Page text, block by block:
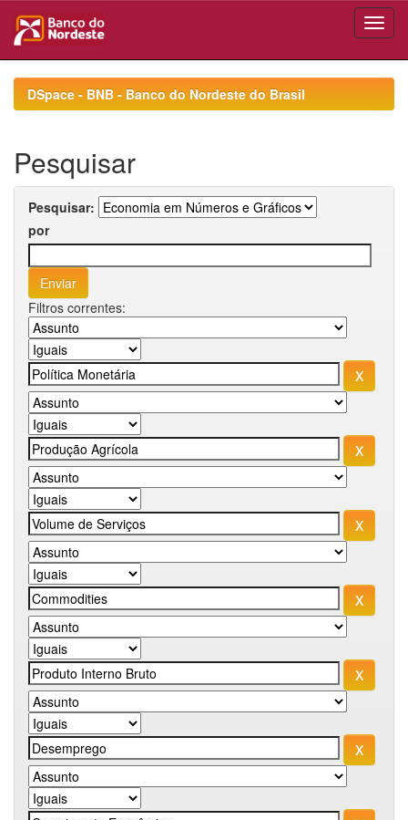
navigationDSpace - BNB - Banco do Nordeste do Brasil
Pesquisar
Pesquisar:
por
Filtros correntes: